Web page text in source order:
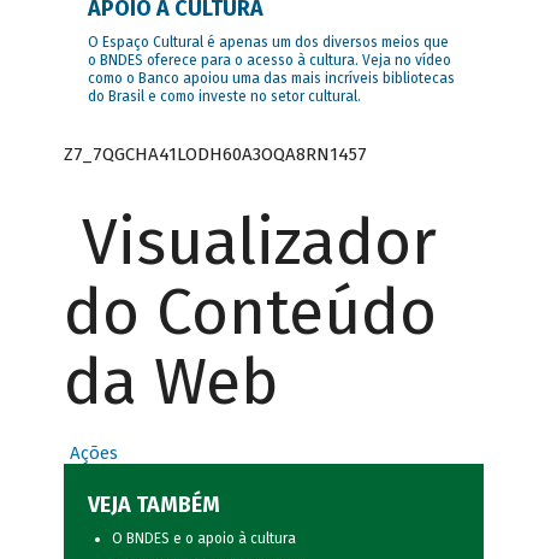
APOIO À CULTURA
O Espaço Cultural é apenas um dos diversos meios que
o BNDES oferece para o acesso à cultura. Veja no vídeo
como o Banco apoiou uma das mais incríveis bibliotecas
do Brasil e como investe no setor cultural.
Z7_7QGCHA41LODH60A3OQA8RN1457
Visualizador
do Conteúdo
da Web
Ações
VEJA TAMBÉM
O BNDES e o apoio à cultura